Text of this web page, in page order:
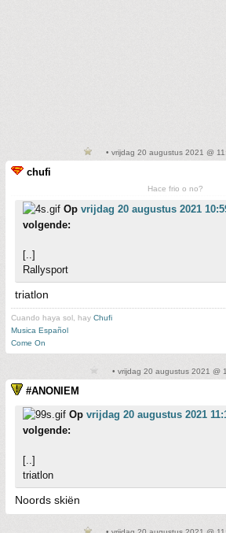
• vrijdag 20 augustus 2021 @
chufi
Hace frio o no?
Op vrijdag 20 augustus 2021
volgende:
[..]
Rallysport
triatlon
Cuando haya sol, hay Chufi
Musica Español
Come On
• vrijdag 20 augustus 2021 @
#ANONIEM
Op vrijdag 20 augustus 2021
volgende:
[..]
triatlon
Noords skiën